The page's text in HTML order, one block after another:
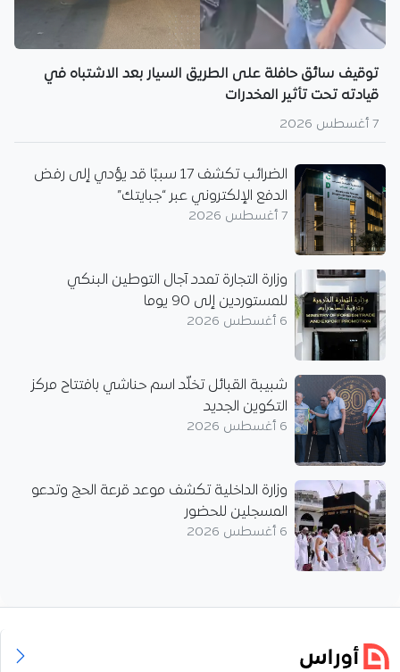
توقيف سائق حافلة على الطريق السيار بعد الاشتباه في
قيادته تحت تأثير المخدرات
7 أغسطس 2026
الضرائب تكشف 17 سببًا قد يؤدي إلى رفض
الدفع الإلكتروني عبر “جبايتك”
7 أغسطس 2026
وزارة التجارة تمدد آجال التوطين البنكي
للمستوردين إلى 90 يوما
6 أغسطس 2026
شبيبة القبائل تخلّد اسم حناشي بافتتاح مركز
التكوين الجديد
6 أغسطس 2026
وزارة الداخلية تكشف موعد قرعة الحج وتدعو
المسجلين للحضور
6 أغسطس 2026